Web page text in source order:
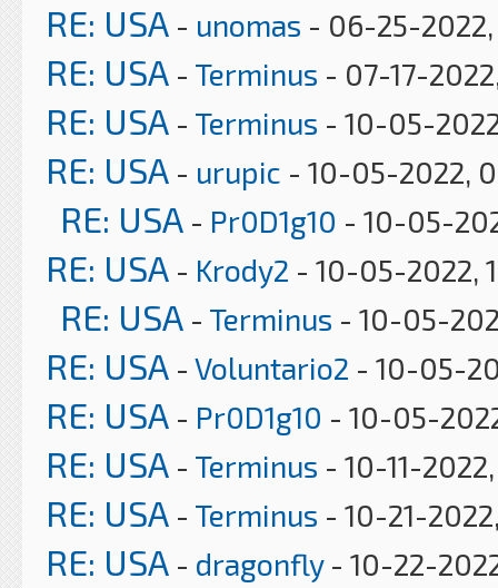
RE: USA - unomas - 06-25-2022,
RE: USA - Terminus - 07-17-
RE: USA - Terminus - 10-05-
RE: USA - urupic - 10-05-2022,
RE: USA - Pr0D1g10 - 10-05-
RE: USA - Krody2 - 10-05-2022,
RE: USA - Terminus - 10-05-
RE: USA - Voluntario2 - 10-05-
RE: USA - Pr0D1g10 - 10-05-
RE: USA - Terminus - 10-11-
RE: USA - Terminus - 10-21-
RE: USA - dragonfly- 10-22-